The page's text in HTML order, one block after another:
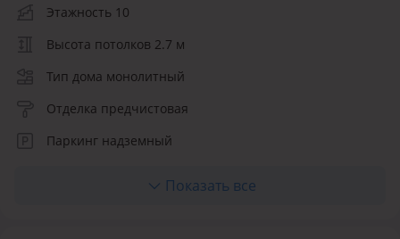
Этажность 10
Высота потолков 2.7 м
Тип дома монолитный
Отделка предчистовая
Паркинг надземный
Показать все